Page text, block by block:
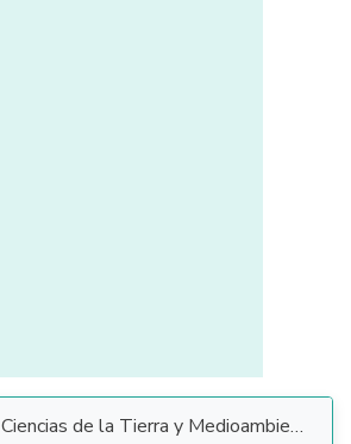
Ciencias de la Tierra y Medioambientales